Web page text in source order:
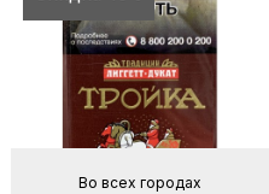
Во всех городах